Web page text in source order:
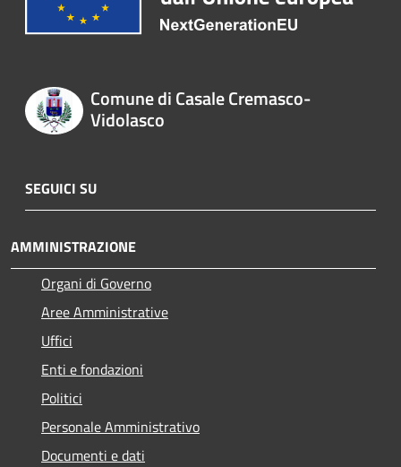
Comune di Casale Cremasco-
Vidolasco
SEGUICI SU
AMMINISTRAZIONE
Organi di Governo
Aree Amministrative
Uffici
Enti e fondazioni
Politici
Personale Amministrativo
Documenti e dati